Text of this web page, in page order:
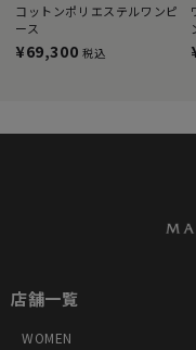
コットンポリエステルワンピ
ース
¥69,300 税込
店舗一覧
WOMEN